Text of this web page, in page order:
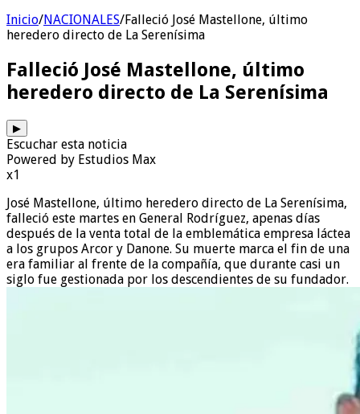
Inicio/NACIONALES/Falleció José Mastellone, último
heredero directo de La Serenísima
Falleció José Mastellone, último
heredero directo de La Serenísima
▶
Escuchar esta noticia
Powered by Estudios Max
x1
José Mastellone, último heredero directo de La Serenísima,
falleció este martes en General Rodríguez, apenas días
después de la venta total de la emblemática empresa láctea
a los grupos Arcor y Danone. Su muerte marca el fin de una
era familiar al frente de la compañía, que durante casi un
siglo fue gestionada por los descendientes de su fundador.